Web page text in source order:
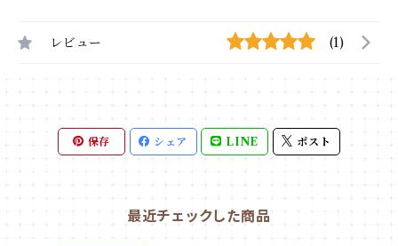
レビュー (1)
保存 シェア LINE ポスト
最近チェックした商品